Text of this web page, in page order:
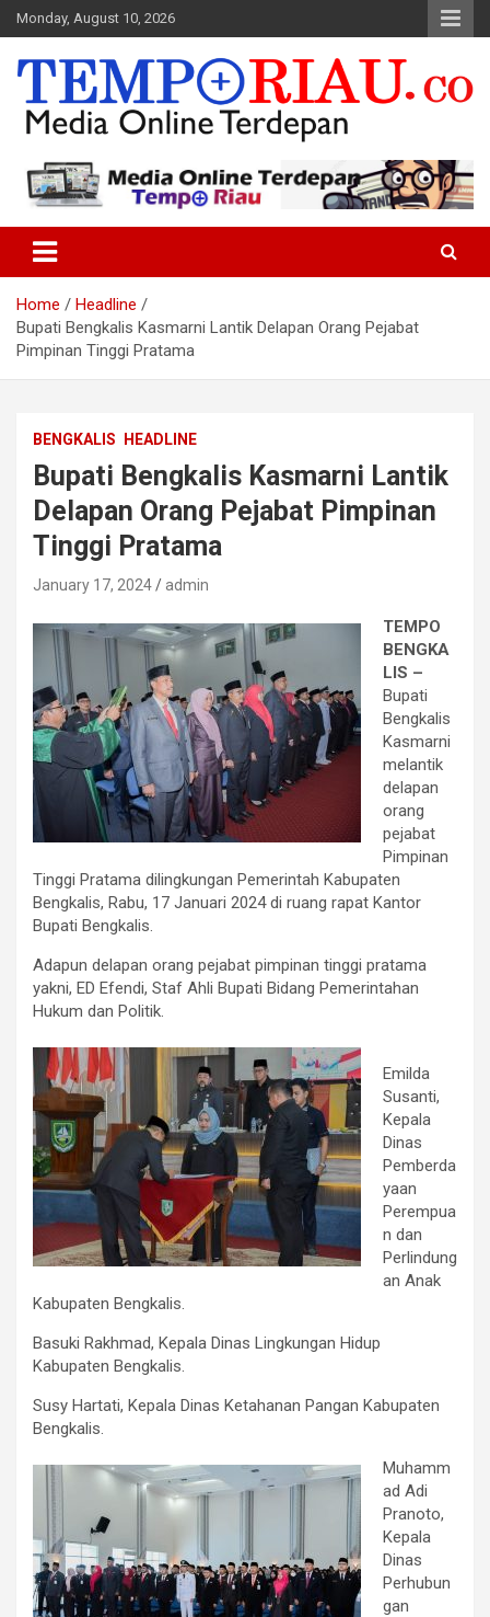
Skip
to
content
Monday, August 10, 2026
Tempo Riau
Home
Headline
Bupati Bengkalis Kasmarni Lantik Delapan Orang Pejabat
Pimpinan Tinggi Pratama
BENGKALIS HEADLINE
Bupati Bengkalis Kasmarni Lantik
Delapan Orang Pejabat Pimpinan
Tinggi Pratama
January 17, 2024 admin
TEMPO
BENGKA
LIS –
Bupati
Bengkalis
Kasmarni
melantik
delapan
orang
pejabat
Pimpinan
Tinggi Pratama dilingkungan Pemerintah Kabupaten
Bengkalis, Rabu, 17 Januari 2024 di ruang rapat Kantor
Bupati Bengkalis.
Adapun delapan orang pejabat pimpinan tinggi pratama
yakni, ED Efendi, Staf Ahli Bupati Bidang Pemerintahan
Hukum dan Politik.
Emilda
Susanti,
Kepala
Dinas
Pemberda
yaan
Perempua
n dan
Perlindung
an Anak
Kabupaten Bengkalis.
Basuki Rakhmad, Kepala Dinas Lingkungan Hidup
Kabupaten Bengkalis.
Susy Hartati, Kepala Dinas Ketahanan Pangan Kabupaten
Bengkalis.
Muhamm
ad Adi
Pranoto,
Kepala
Dinas
Perhubun
gan